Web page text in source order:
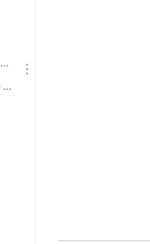
Anbindungen und Lösungen über unsere Web-Schnittstelle (REST-API)
Use Cases - Tipps und Tricks für die Anwendung von DIVERA 24/7